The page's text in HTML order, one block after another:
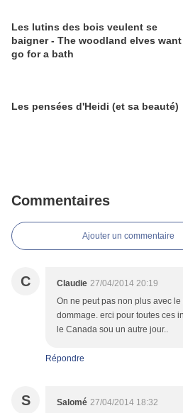
Les lutins des bois veulent se
baigner - The woodland elves
go for a bath
Les pensées d'Heidi (et sa beauté)
Commentaires
Ajouter un commentaire
C Claudie 27/04/2014 20:19
On ne peut pas non plus avec
dommage. erci pour toutes ces
le Canada sou un autre jour..
Répondre
S Salomé 27/04/2014 18:32